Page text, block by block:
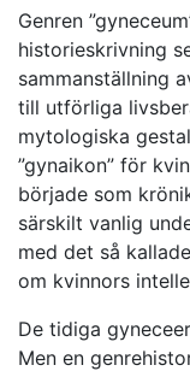
Genren
historieskrivning
sammanställning
till utförliga
mytologiska
”gynaikon” för
började som
särskilt vanlig
med det så
om kvinnors
De tidiga
Men en